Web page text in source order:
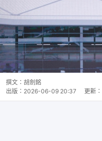
撰文： 胡劍銘
出版： 2026-06-09 20:37 更新：